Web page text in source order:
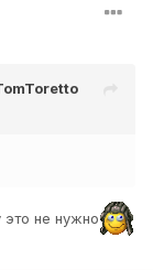
это не нужно